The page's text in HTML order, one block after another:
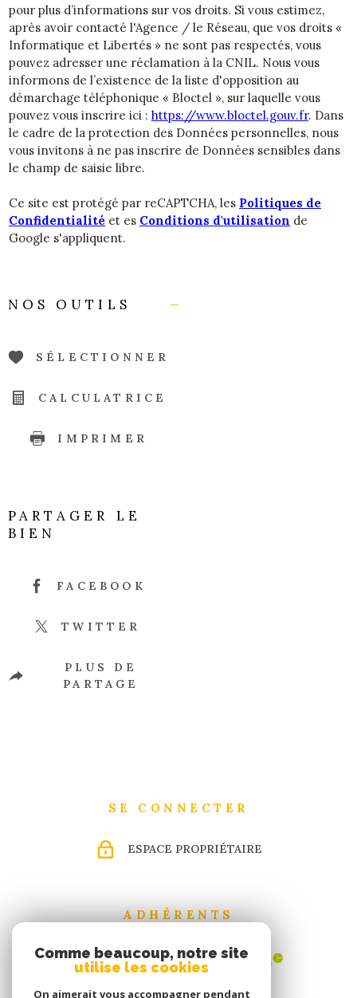
pour plus d’informations sur vos droits. Si vous estimez,
après avoir contacté l'Agence / le Réseau, que vos droits «
Informatique et Libertés » ne sont pas respectés, vous
pouvez adresser une réclamation à la CNIL. Nous vous
informons de l’existence de la liste d'opposition au
démarchage téléphonique « Bloctel », sur laquelle vous
pouvez vous inscrire ici : https://www.bloctel.gouv.fr. Dans
le cadre de la protection des Données personnelles, nous
vous invitons à ne pas inscrire de Données sensibles dans
le champ de saisie libre.
Ce site est protégé par reCAPTCHA, les Politiques de
Confidentialité et es Conditions d'utilisation de
Google s'appliquent.
NOS OUTILS
SÉLECTIONNER
CALCULATRICE
IMPRIMER
PARTAGER LE
BIEN
FACEBOOK
TWITTER
PLUS DE
PARTAGE
SE CONNECTER
ESPACE PROPRIÉTAIRE
ADHÉRENTS
Comme beaucoup, notre site
utilise les cookies
On aimerait vous accompagner pendant